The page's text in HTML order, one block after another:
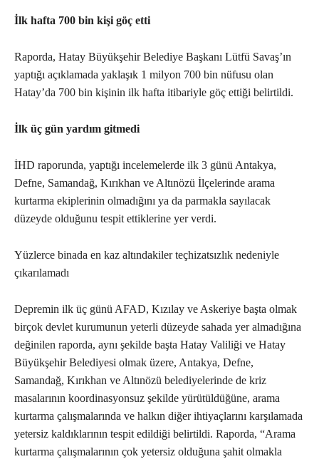
İlk hafta 700 bin kişi göç etti
Raporda, Hatay Büyükşehir Belediye Başkanı Lütfü Savaş’ın
yaptığı açıklamada yaklaşık 1 milyon 700 bin nüfusu olan
Hatay’da 700 bin kişinin ilk hafta itibariyle göç ettiği belirtildi.
İlk üç gün yardım gitmedi
İHD raporunda, yaptığı incelemelerde ilk 3 günü Antakya,
Defne, Samandağ, Kırıkhan ve Altınözü İlçelerinde arama
kurtarma ekiplerinin olmadığını ya da parmakla sayılacak
düzeyde olduğunu tespit ettiklerine yer verdi.
Yüzlerce binada en kaz altındakiler teçhizatsızlık nedeniyle
çıkarılamadı
Depremin ilk üç günü AFAD, Kızılay ve Askeriye başta olmak
birçok devlet kurumunun yeterli düzeyde sahada yer almadığına
değinilen raporda, aynı şekilde başta Hatay Valiliği ve Hatay
Büyükşehir Belediyesi olmak üzere, Antakya, Defne,
Samandağ, Kırıkhan ve Altınözü belediyelerinde de kriz
masalarının koordinasyonsuz şekilde yürütüldüğüne, arama
kurtarma çalışmalarında ve halkın diğer ihtiyaçlarını karşılamada
yetersiz kaldıklarının tespit edildiği belirtildi. Raporda, “Arama
kurtarma çalışmalarının çok yetersiz olduğuna şahit olmakla